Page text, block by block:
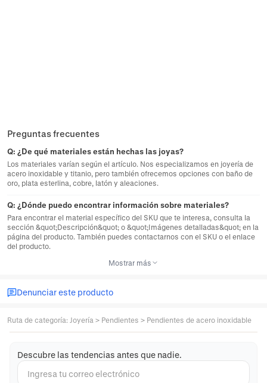
Preguntas frecuentes
Q: ¿De qué materiales están hechas las joyas?
Los materiales varían según el artículo. Nos especializamos en joyería de
acero inoxidable y titanio, pero también ofrecemos opciones con baño de
oro, plata esterlina, cobre, latón y aleaciones.
Q: ¿Dónde puedo encontrar información sobre materiales?
Para encontrar el material específico del SKU que te interesa, consulta la
sección &quot;Descripción&quot; o &quot;Imágenes detalladas&quot; en la
página del producto. También puedes contactarnos con el SKU o el enlace
del producto.
Mostrar más
Denunciar este producto
Ruta de categoría: Joyería > Pendientes > Pendientes de acero inoxidable
Descubre las tendencias antes que nadie.